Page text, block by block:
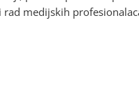
medijskih